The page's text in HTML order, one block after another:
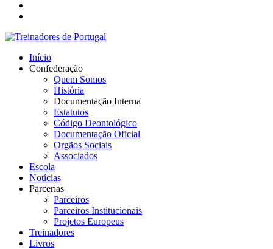
Início
Confederação
Quem Somos
História
Documentação Interna
Estatutos
Código Deontológico
Documentação Oficial
Orgãos Sociais
Associados
Escola
Notícias
Parcerias
Parceiros
Parceiros Institucionais
Projetos Europeus
Treinadores
Livros